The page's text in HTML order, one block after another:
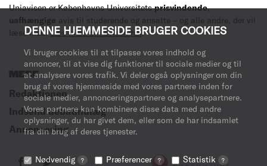
DENNE HJEMMESIDE BRUGER COOKIES
Vi bruger cookies til at tilpasse vores indhold og
annoncer, til at vise dig funktioner til sociale medier og til
at analysere vores trafik. Vi deler også oplysninger om din
brug af vores hjemmeside med vores partnere inden for
sociale medier, annonceringspartnere og analysepartnere.
Vores partnere kan kombinere disse data med andre
oplysninger, du har givet dem, eller som de har indsamlet
fra din brug af deres tjenester.
Nødvendig ? Præferencer ? Statistik ?
Uniavisen er Københavns Universitetsprisvindende,
uafhængige avis til studerende og ansatte – og alle andre, der vil
læse med.Læs mere om avisen her.
MERE
Redaktionen
Indsend debatindlæg
Annoncering